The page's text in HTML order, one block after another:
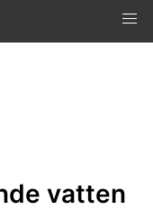
vatten